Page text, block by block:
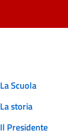
La Scuola
La storia
Il Presidente